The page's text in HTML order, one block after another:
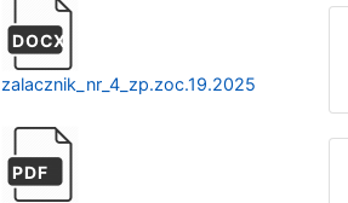
DOCX
zalacznik_nr_4_zp.zoc.19.2025
PDF